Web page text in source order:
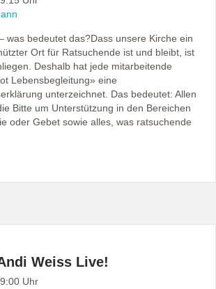
was bedeutet das?Dass unsere Kirche ein
Ort für Ratsuchende ist und bleibt, ist
Deshalb hat jede mitarbeitende
Lebensbegleitung» eine
unterzeichnet. Das bedeutet: Allen
Bitte um Unterstützung in den Bereichen
oder Gebet sowie alles, was ratsuchende
Weiss Live!
Uhr